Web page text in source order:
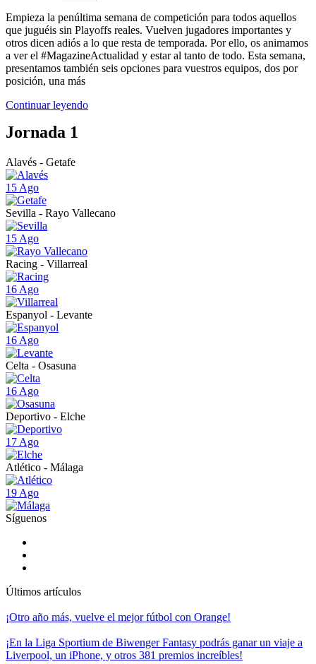
Empieza la penúltima semana de competición para todos aquellos
que juguéis sin Playoffs reales. Vuelven jugadores importantes y
otros dicen adiós a lo que resta de temporada. Por ello, os animamos
a ver el #MagazineActualidad y estar al tanto de todo. Esta semana,
presentamos también seis opciones para vuestros equipos, dos por
posición, una más
Continuar leyendo
Jornada 1
Alavés - Getafe
15 Ago
Sevilla - Rayo Vallecano
15 Ago
Racing - Villarreal
16 Ago
Espanyol - Levante
16 Ago
Celta - Osasuna
16 Ago
Deportivo - Elche
17 Ago
Atlético - Málaga
19 Ago
Síguenos
Últimos artículos
¡Otro año más, vuelve el mejor fútbol con Orange!
¡En la Liga Sportium de Biwenger Fantasy podrás ganar un viaje a
Liverpool, un iPhone, y otros 381 premios increíbles!